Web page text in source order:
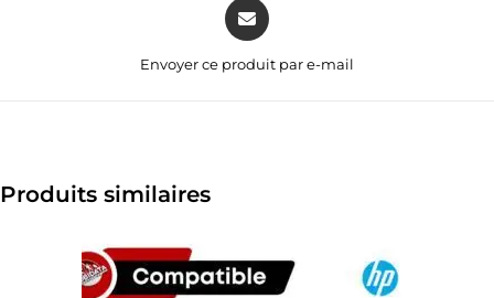
Envoyer ce produit par e-mail
Produits similaires